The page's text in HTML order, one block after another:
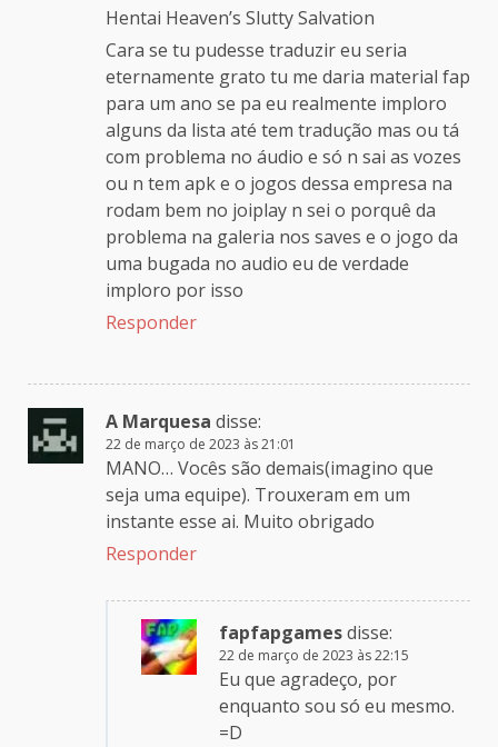
Hentai Heaven’s Slutty Salvation
Cara se tu pudesse traduzir eu seria
eternamente grato tu me daria material fap
para um ano se pa eu realmente imploro
alguns da lista até tem tradução mas ou tá
com problema no áudio e só n sai as vozes
ou n tem apk e o jogos dessa empresa na
rodam bem no joiplay n sei o porquê da
problema na galeria nos saves e o jogo da
uma bugada no audio eu de verdade
imploro por isso
Responder
A Marquesa disse:
22 de março de 2023 às 21:01
MANO… Vocês são demais(imagino que
seja uma equipe). Trouxeram em um
instante esse ai. Muito obrigado
Responder
fapfapgamesdisse:
22 de março de 2023 às 22:15
Eu que agradeço, por
enquanto sou só eu mesmo.
=D